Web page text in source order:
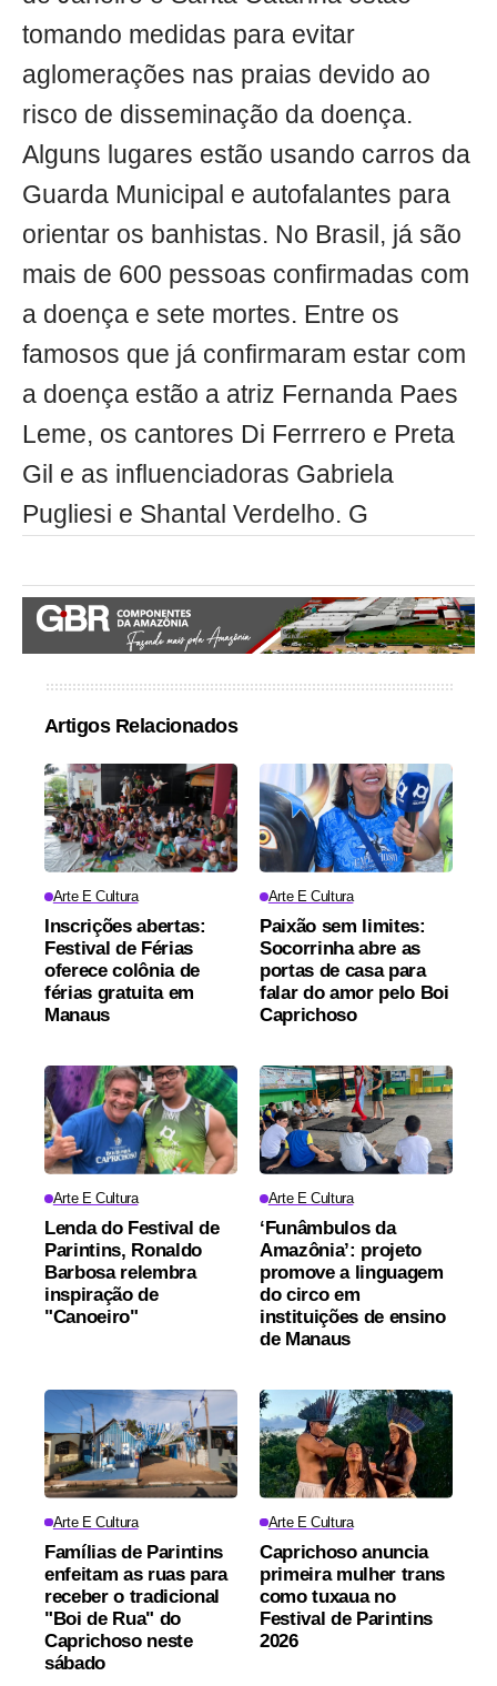
tomando medidas para evitar
aglomerações nas praias devido ao
risco de disseminação da doença.
Alguns lugares estão usando carros da
Guarda Municipal e autofalantes para
orientar os banhistas. No Brasil, já são
mais de 600 pessoas confirmadas com
a doença e sete mortes. Entre os
famosos que já confirmaram estar com
a doença estão a atriz Fernanda Paes
Leme, os cantores Di Ferrrero e Preta
Gil e as influenciadoras Gabriela
Pugliesi e Shantal Verdelho. G
Artigos Relacionados
Arte E Cultura
Inscrições abertas:
Festival de Férias
oferece colônia de
férias gratuita em
Manaus
Arte E Cultura
Paixão sem limites:
Socorrinha abre as
portas de casa para
falar do amor pelo Boi
Caprichoso
Arte E Cultura
Lenda do Festival de
Parintins, Ronaldo
Barbosa relembra
inspiração de
"Canoeiro"
Arte E Cultura
‘Funâmbulos da
Amazônia’: projeto
promove a linguagem
do circo em
instituições de ensino
de Manaus
Arte E Cultura
Famílias de Parintins
enfeitam as ruas para
receber o tradicional
"Boi de Rua" do
Caprichoso neste
sábado
Arte E Cultura
Caprichoso anuncia
primeira mulher trans
como tuxaua no
Festival de Parintins
2026